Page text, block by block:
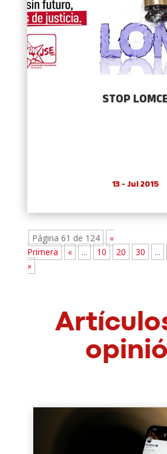
STOP
13 - Jul 2015
Página 61 de 124
«
Primera
« ... 10 20 30 ...
»